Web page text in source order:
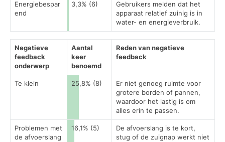
Energiebespar
end
3,3% (6)
Gebruikers melden dat het
apparaat relatief zuinig is in
water- en energieverbruik.
Negatieve
feedback
onderwerp
Aantal
keer
benoemd
Reden van negatieve
feedback
Te klein 25,8% (8)
Er niet genoeg ruimte voor
grotere borden of pannen,
waardoor het lastig is om
alles erin te passen.
Problemen met
de afvoerslang
16,1% (5)
De afvoerslang is te kort,
stug of de zuignap werkt niet